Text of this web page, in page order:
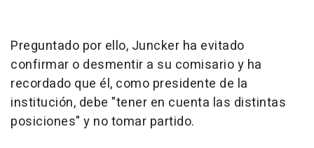
Preguntado por ello, Juncker ha evitado
confirmar o desmentir a su comisario y ha
recordado que él, como presidente de la
institución, debe "tener en cuenta las distintas
posiciones" y no tomar partido.